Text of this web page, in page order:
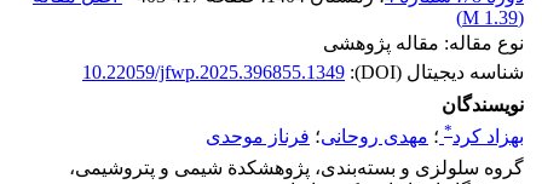
(
1.39 M
)
نوع مقاله: مقاله پژوهشی
شناسه دیجیتال (DOI):
10.22059/jfwp.2025.396855.1349
نویسندگان
بهزاد کرد* ؛ مهدی روحانی؛ فرناز موحدی
گروه سلولزی و بسته‌بندی، پژوهشکدة شیمی و پتروشیمی،